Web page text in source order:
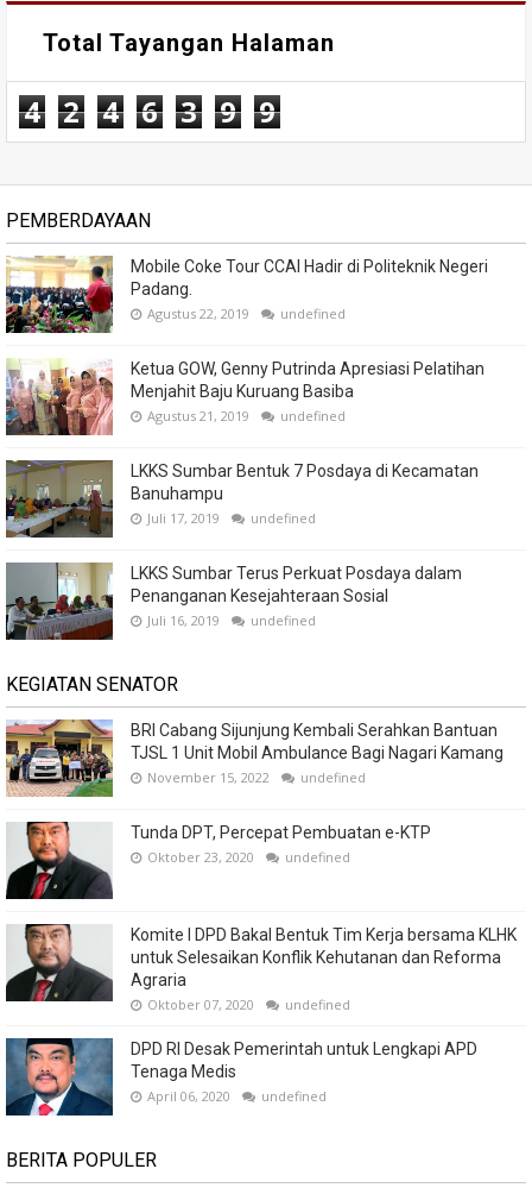
Total Tayangan Halaman
4 2 4 6 3 9 9
PEMBERDAYAAN
Mobile Coke Tour CCAI Hadir di Politeknik Negeri
Padang.
Agustus 22, 2019 undefined
Ketua GOW, Genny Putrinda Apresiasi Pelatihan
Menjahit Baju Kuruang Basiba
Agustus 21, 2019 undefined
LKKS Sumbar Bentuk 7 Posdaya di Kecamatan
Banuhampu
Juli 17, 2019 undefined
LKKS Sumbar Terus Perkuat Posdaya dalam
Penanganan Kesejahteraan Sosial
Juli 16, 2019 undefined
KEGIATAN SENATOR
BRI Cabang Sijunjung Kembali Serahkan Bantuan
TJSL 1 Unit Mobil Ambulance Bagi Nagari Kamang
November 15, 2022 undefined
Tunda DPT, Percepat Pembuatan e-KTP
Oktober 23, 2020 undefined
Komite I DPD Bakal Bentuk Tim Kerja bersama KLHK
untuk Selesaikan Konflik Kehutanan dan Reforma
Agraria
Oktober 07, 2020 undefined
DPD RI Desak Pemerintah untuk Lengkapi APD
Tenaga Medis
April 06, 2020 undefined
BERITA POPULER